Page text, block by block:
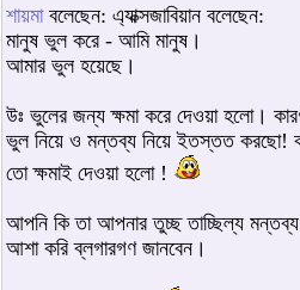
শায়মাবলেছেন: এ্যাক্সজাবিয়ান বলেছেন:
মানুষ ভুল করে - আমি মানুষ।
আমার ভুল হয়েছে।
উঃ ভুলের জন্য ক্ষমা করে দেওয়া হলো।
ভুল নিয়ে ও মন্তব্য নিয়ে ইতস্তত করছো!
তো ক্ষমাই দেওয়া হলো !
আপনি কি তা আপনার তুচ্ছ তাচ্ছিল্য মন্তব্য
আশা করি ব্লগারগণ জানবেন।